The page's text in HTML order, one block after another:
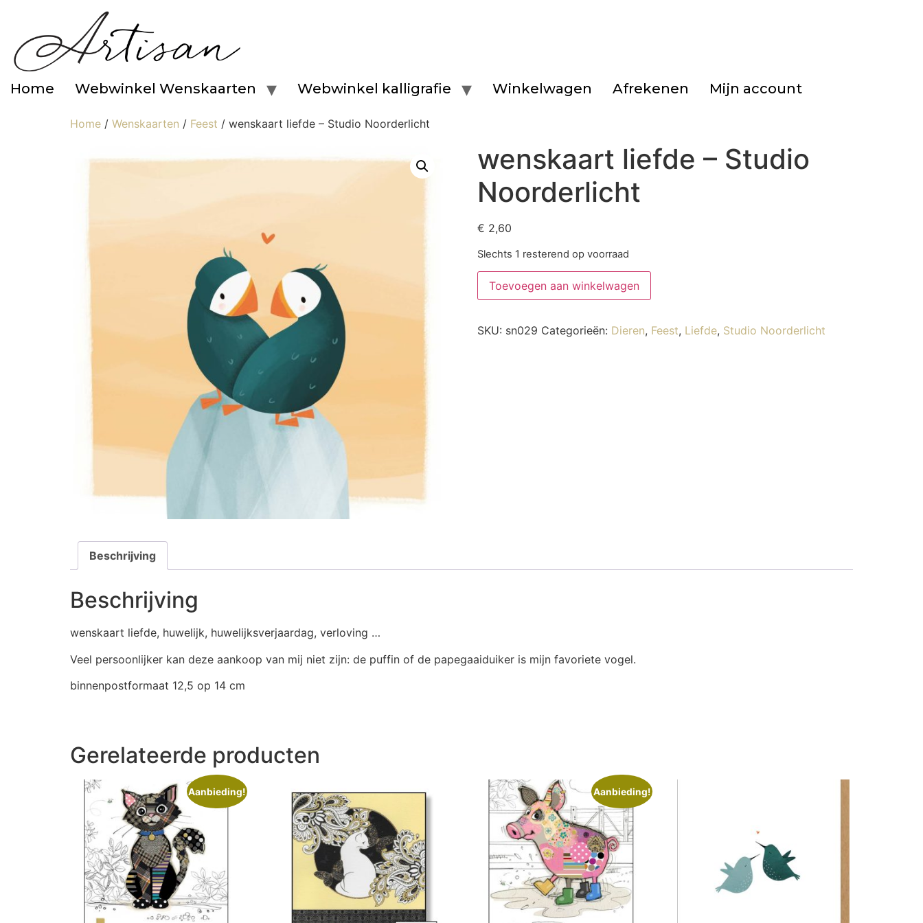
Home Webwinkel Wenskaarten Webwinkel kalligrafie Winkelwagen Afrekenen Mijn account
Home / Wenskaarten / Feest / wenskaart liefde – Studio Noorderlicht
wenskaart liefde – Studio
Noorderlicht
€ 2,60
Slechts 1 resterend op voorraad
Toevoegen aan winkelwagen
SKU: sn029 Categorieën: Dieren, Feest, Liefde, Studio Noorderlicht
Beschrijving
Beschrijving
wenskaart liefde, huwelijk, huwelijksverjaardag, verloving …
Veel persoonlijker kan deze aankoop van mij niet zijn: de puffin of de papegaaiduiker is mijn favoriete vogel.
binnenpostformaat 12,5 op 14 cm
Gerelateerde producten
Aanbieding! Aanbieding!